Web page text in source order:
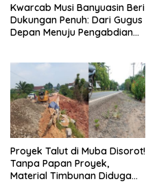
Kwarcab Musi Banyuasin Beri
Dukungan Penuh: Dari Gugus
Depan Menuju Pengabdian
Emas Masuk TNI-Polri
Proyek Talut di Muba Disorot!
Tanpa Papan Proyek,
Material Timbunan Diduga